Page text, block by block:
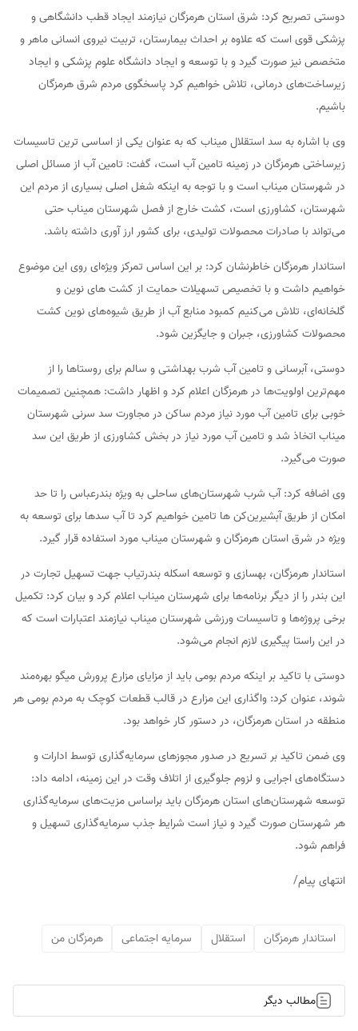
دوستی تصریح کرد: شرق استان هرمزگان نیازمند ایجاد قطب دانشگاهی و
پزشکی قوی است که علاوه بر احداث بیمارستان، تربیت نیروی انسانی ماهر و
متخصص نیز صورت گیرد و با توسعه و ایجاد دانشگاه علوم پزشکی و ایجاد
زیرساخت‌های درمانی، تلاش خواهیم کرد پاسخگوی مردم شرق هرمزگان
باشیم.
وی با اشاره به سد استقلال میناب که به عنوان یکی از اساسی ترین تاسیسات
زیرساختی هرمزگان در زمینه تامین آب است، گفت: تامین آب از مسائل اصلی
در شهرستان میناب است و با توجه به اینکه شغل اصلی بسیاری از مردم این
شهرستان، کشاورزی است، کشت خارج از فصل شهرستان میناب حتی
می‌تواند با صادرات محصولات تولیدی، برای کشور ارز آوری داشته باشد.
استاندار هرمزگان خاطرنشان کرد: بر این اساس تمرکز ویژه‌ای روی این موضوع
خواهیم داشت و با تخصیص تسهیلات حمایت از کشت های نوین و
گلخانه‌ای، تلاش می‌کنیم کمبود منابع آب از طریق شیوه‌های نوین کشت
محصولات کشاورزی، جبران و جایگزین شود.
دوستی، آبرسانی و تامین آب شرب بهداشتی و سالم برای روستاها را از
مهم‌ترین اولویت‌ها در هرمزگان اعلام کرد و اظهار داشت: همچنین تصمیمات
خوبی برای تامین آب مورد نیاز مردم ساکن در مجاورت سد سرنی شهرستان
میناب اتخاذ شد و تامین آب مورد نیاز در بخش کشاورزی از طریق این سد
صورت می‌گیرد.
وی اضافه کرد: آب شرب شهرستان‌های ساحلی به ویژه بندرعباس را تا حد
امکان از طریق آبشیرین‌کن ها تامین خواهیم کرد تا آب سدها برای توسعه به
ویژه در شرق استان هرمزگان و شهرستان میناب مورد استفاده قرار گیرد.
استاندار هرمزگان، بهسازی و توسعه اسکله بندرتیاب جهت تسهیل تجارت در
این بندر را از دیگر برنامه‌ها برای شهرستان میناب اعلام کرد و بیان کرد: تکمیل
برخی پروژه‌ها و تاسیسات ورزشی شهرستان میناب نیازمند اعتبارات است که
در این راستا پیگیری لازم انجام می‌شود.
دوستی با تاکید بر اینکه مردم بومی باید از مزایای مزارع پرورش میگو بهره‌مند
شوند، عنوان کرد: واگذاری این مزارع در قالب قطعات کوچک به مردم بومی هر
منطقه در استان هرمزگان، در دستور کار خواهد بود.
وی ضمن تاکید بر تسریع در صدور مجوزهای سرمایه‌گذاری توسط ادارات و
دستگاه‌های اجرایی و لزوم جلوگیری از اتلاف وقت در این زمینه، ادامه داد:
توسعه شهرستان‌های استان هرمزگان باید براساس مزیت‌های سرمایه‌گذاری
هر شهرستان صورت گیرد و نیاز است شرایط جذب سرمایه‌گذاری تسهیل و
فراهم شود.
انتهای پیام/
استاندار هرمزگان استقلال سرمایه اجتماعی هرمزگان من
مطالب دیگر